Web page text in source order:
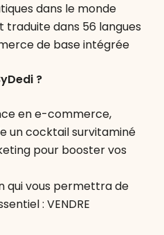
dans le monde
traduite dans 56 langues
de base intégrée
?
en e-commerce,
un cocktail survitaminé
pour booster vos
qui vous permettra de
: VENDRE